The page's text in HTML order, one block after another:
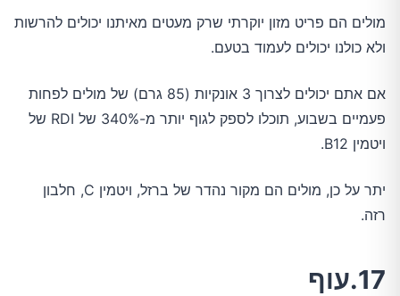
מולים הם פריט מזון יוקרתי שרק מעטים מאיתנו יכולים להרשות
ולא כולנו יכולים לעמוד בטעם.
אם אתם יכולים לצרוך 3 אונקיות (85 גרם) של מולים לפחות
פעמיים בשבוע, תוכלו לספק לגוף יותר מ-340% של RDI של
ויטמין B12.
יתר על כן, מולים הם מקור נהדר של ברזל, ויטמין C, חלבון
רזה.
17.עוף